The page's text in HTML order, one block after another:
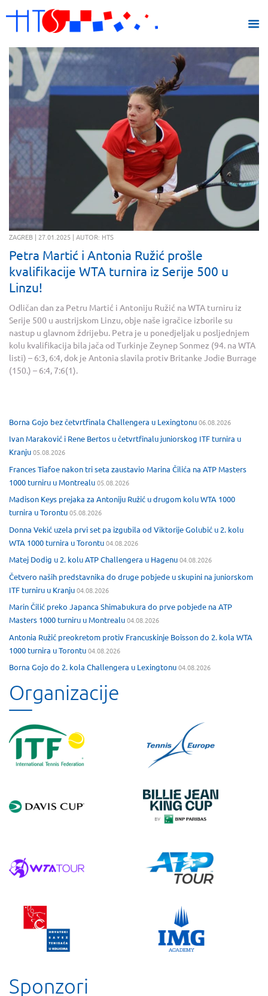
ZAGREB | 27.01.2025 | AUTOR: HTS
Petra Martić i Antonia Ružić prošle
kvalifikacije WTA turnira iz Serije 500 u
Linzu!
Odličan dan za Petru Martić i Antoniju Ružić na WTA turniru iz
Serije 500 u austrijskom Linzu, obje naše igračice izborile su
nastup u glavnom ždrijebu. Petra je u ponedjeljak u posljednjem
kolu kvalifikacija bila jača od Turkinje Zeynep Sonmez (94. na WTA
listi) – 6:3, 6:4, dok je Antonia slavila protiv Britanke Jodie Burrage
(150.) – 6:4, 7:6(1).
Borna Gojo bez četvrtfinala Challengera u Lexingtonu06.08.2026
Ivan Maraković i Rene Bertos u četvrtfinalu juniorskog ITF turnira u
Kranju05.08.2026
Frances Tiafoe nakon tri seta zaustavio Marina Čilića na ATP Masters
1000 turniru u Montrealu05.08.2026
Madison Keys prejaka za Antoniju Ružić u drugom kolu WTA 1000
turnira u Torontu05.08.2026
Donna Vekić uzela prvi set pa izgubila od Viktorije Golubić u 2. kolu
WTA 1000 turnira u Torontu04.08.2026
Matej Dodig u 2. kolu ATP Challengera u Hagenu04.08.2026
Četvero naših predstavnika do druge pobjede u skupini na juniorskom
ITF turniru u Kranju04.08.2026
Marin Čilić preko Japanca Shimabukura do prve pobjede na ATP
Masters 1000 turniru u Montrealu04.08.2026
Antonia Ružić preokretom protiv Francuskinje Boisson do 2. kola WTA
1000 turnira u Torontu04.08.2026
Borna Gojo do 2. kola Challengera u Lexingtonu04.08.2026
Organizacije
Sponzori